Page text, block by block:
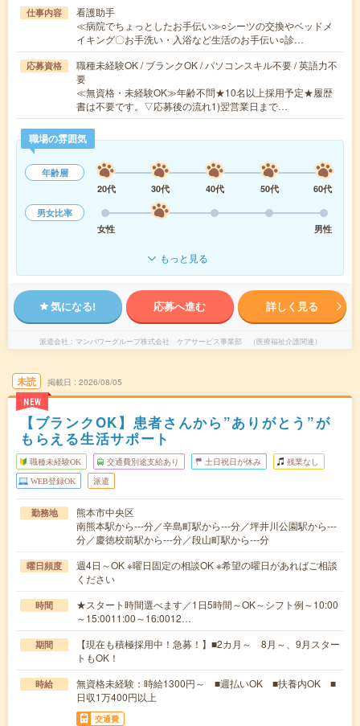
仕事内容
看護助手
≪病院でちょっとしたお手伝い≫○シーツの交換やベッドメ
イキング〇お手洗い・入浴など生活のお手伝い○診…
応募資格
職種未経験OK / ブランクOK / パソコンスキル不要 / 英語力不
要
≪無資格・未経験OK≫年齢不問★10名以上採用予定★履歴
書は不要です。▽応募後の流れ1)翌営業日まで…
職場の雰囲気
年齢層
20代
30代 40代 50代
60代
男女比率
女性
男性
もっと見る
気になる! 応募へ進む 詳しく見る
派遣会社 マンパワーグループ株式会社 ケアサービス事業部 （医療福祉介護関連）
未読
NEW
掲載日 2026/08/05
【ブランクOK】患者さんから”ありがとう”が
もらえる生活サポート
職種未経験OK 交通費別途支給あり 土日祝日が休み 残業なし
WEB登録OK 派遣
勤務地
熊本市中央区
南熊本駅から---分／辛島町駅から---分／坪井川公園駅から---
分／慶徳校前駅から---分／段山町駅から---分
曜日頻度
週4日～OK ※曜日固定の相談OK ※希望の曜日があればご相談
ください
時間
★スタート時間選べます／1日5時間～OK～シフト例～10:00
～15:0011:00～16:0012…
期間
【現在も積極採用中！急募！】■2カ月～ 8月～、9月スター
トもOK！
時給
無資格未経験：時給1300円～ ■週払いOK ■扶養内OK ■
日収1万400円以上
交通費